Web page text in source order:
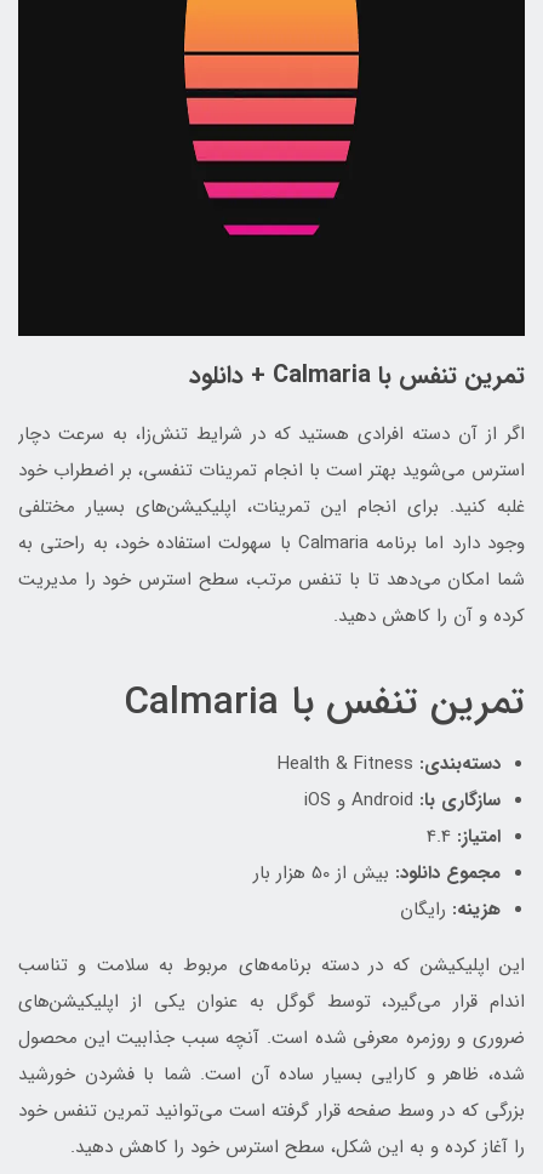
تمرین تنفس با Calmaria + دانلود
اگر از آن دسته افرادی هستید که در شرایط تنش‌زا، به سرعت دچار
استرس می‌شوید بهتر است با انجام تمرینات تنفسی، بر اضطراب خود
غلبه کنید. برای انجام این تمرینات، اپلیکیشن‌های بسیار مختلفی
وجود دارد اما برنامه Calmaria با سهولت استفاده خود، به راحتی به
شما امکان می‌دهد تا با تنفس مرتب، سطح استرس خود را مدیریت
کرده و آن را کاهش دهید.
تمرین تنفس با Calmaria
دسته‌بندی:
سازگاری با:
امتیاز:
مجموع دانلود: بیش از 50 هزار بار
هزینه: رایگان
این اپلیکیشن که در دسته برنامه‌های مربوط به سلامت و تناسب
اندام قرار می‌گیرد، توسط گوگل به عنوان یکی از اپلیکیشن‌های
ضروری و روزمره معرفی شده است. آنچه سبب جذابیت این محصول
شده، ظاهر و کارایی بسیار ساده آن است. شما با فشردن خورشید
بزرگی که در وسط صفحه قرار گرفته است می‌توانید تمرین تنفس خود
را آغاز کرده و به این شکل، سطح استرس خود را کاهش دهید.